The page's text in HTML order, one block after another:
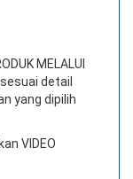
MELALUI
detail
yang dipilih
VIDEO